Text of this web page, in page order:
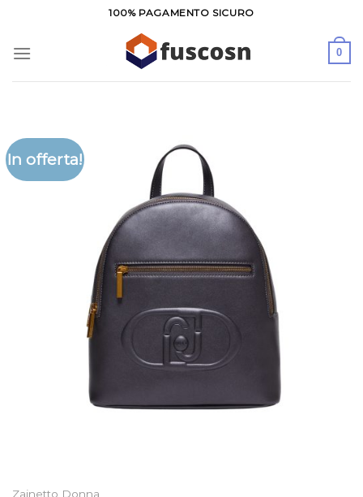
contenuti
100% PAGAMENTO SICURO
0
In offerta!
Zainetto Donna